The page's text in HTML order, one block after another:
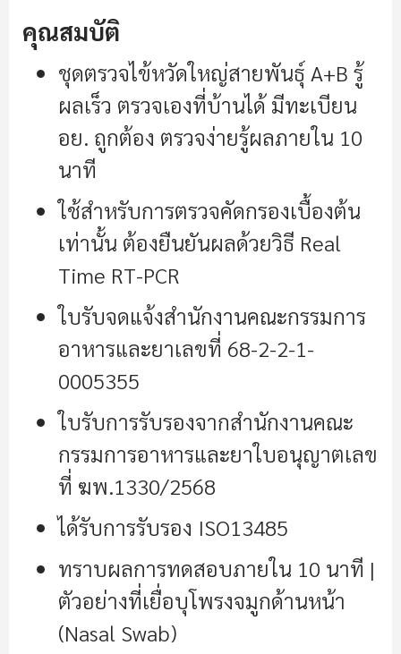
คุณสมบัติ
ชุดตรวจไข้หวัดใหญ่สายพันธุ์ A+B รู้
ผลเร็ว ตรวจเองที่บ้านได้ มีทะเบียน
อย. ถูกต้อง ตรวจง่ายรู้ผลภายใน 10
นาที
ใช้สำหรับการตรวจคัดกรองเบื้องต้น
เท่านั้น ต้องยืนยันผลด้วยวิธี Real
Time RT-PCR
ใบรับจดแจ้งสำนักงานคณะกรรมการ
อาหารและยาเลขที่ 68-2-2-1-
0005355
ใบรับการรับรองจากสำนักงานคณะ
กรรมการอาหารและยาใบอนุญาตเลข
ที่ ฆพ.1330/2568
ได้รับการรับรอง ISO13485
ทราบผลการทดสอบภายใน 10 นาที |
ตัวอย่างที่เยื่อบุโพรงจมูกด้านหน้า
(Nasal Swab)